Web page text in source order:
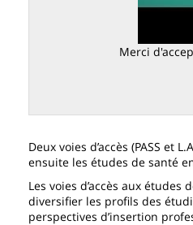
Merci
Deux voies d’accès (PASS et
ensuite les études de santé
Les voies d’accès aux
diversifier les profils des
perspectives d’insertion